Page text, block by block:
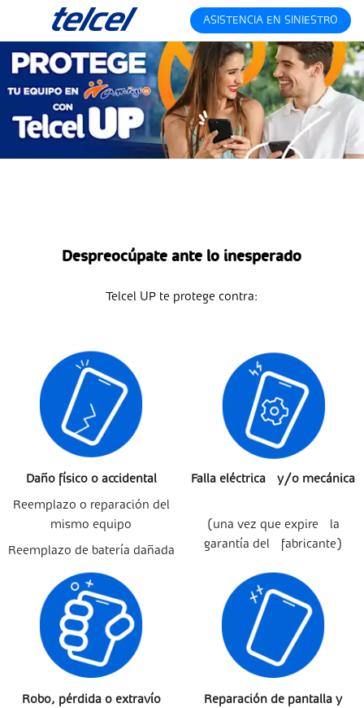
ASISTENCIA EN SINIESTRO
Despreocúpate ante lo inesperado
Telcel UP te protege contra:
Daño físico o accidental
Reemplazo o reparación del
mismo equipo
Reemplazo de batería dañada
Falla eléctrica y/o mecánica
(una vez que expire la
garantía del fabricante)
Robo, pérdida o extravío
Reparación de pantalla y